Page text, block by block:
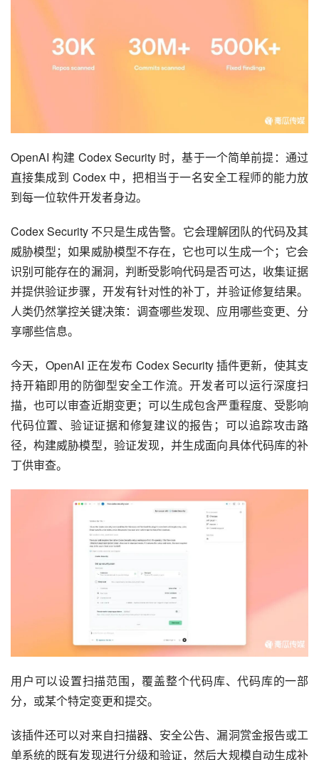
OpenAI 构建 Codex Security 时，基于一个简单前提：通过
直接集成到 Codex 中，把相当于一名安全工程师的能力放
到每一位软件开发者身边。
Codex Security 不只是生成告警。它会理解团队的代码及其
威胁模型；如果威胁模型不存在，它也可以生成一个；它会
识别可能存在的漏洞，判断受影响代码是否可达，收集证据
并提供验证步骤，开发有针对性的补丁，并验证修复结果。
人类仍然掌控关键决策：调查哪些发现、应用哪些变更、分
享哪些信息。
今天，OpenAI 正在发布 Codex Security 插件更新，使其支
持开箱即用的防御型安全工作流。开发者可以运行深度扫
描，也可以审查近期变更；可以生成包含严重程度、受影响
代码位置、验证证据和修复建议的报告；可以追踪攻击路
径，构建威胁模型，验证发现，并生成面向具体代码库的补
丁供审查。
用户可以设置扫描范围，覆盖整个代码库、代码库的一部
分，或某个特定变更和提交。
该插件还可以对来自扫描器、安全公告、漏洞赏金报告或工
单系统的既有发现进行分级和验证，然后大规模自动生成补